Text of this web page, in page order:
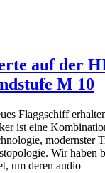
auf der
M 10
Flaggschiff
ist eine
modernster
Wir haben
um deren audio